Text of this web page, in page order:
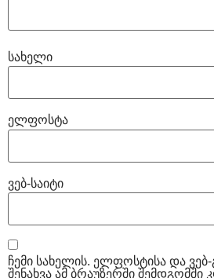
სახელი
ელფოსტა
ვებ-საიტი
ჩემი სახელის. ელფოსტისა და
შენახვა ამ ბრაუზერში შემდგომში